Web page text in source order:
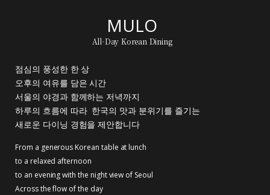
MULO
All-Day Korean Dining
점심의 풍성한 한 상
오후의 여유를 담은 시간
서울의 야경과 함께하는 저녁까지
하루의 흐름에 따라 한국의 맛과 분위기를 즐기는
새로운 다이닝 경험을 제안합니다
From a generous Korean table at lunch
to a relaxed afternoon
to an evening with the night view of Seoul
Across the flow of the day